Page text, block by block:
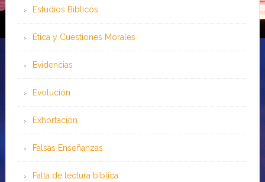
Estudios Bíblicos
Ética y Cuestiones Morales
Evidencias
Evolución
Exhortación
Falsas Enseñanzas
Falta de lectura bíblica